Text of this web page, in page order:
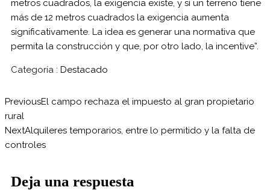
metros cuadrados, la exigencia existe, y si un terreno tiene
más de 12 metros cuadrados la exigencia aumenta
significativamente. La idea es generar una normativa que
permita la construcción y que, por otro lado, la incentive”.
Categoría : Destacado
PreviousEl campo rechaza el impuesto al gran propietario
rural
NextAlquileres temporarios, entre lo permitido y la falta de
controles
Deja una respuesta